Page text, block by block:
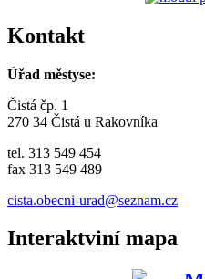
Kontakt
Úřad městyse:
Čistá čp. 1
270 34 Čistá u Rakovníka
tel. 313 549 454
fax 313 549 489
cista.obecni-urad@seznam.cz
Interaktviní mapa